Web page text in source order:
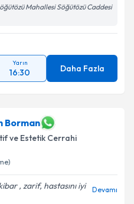
Mahallesi Söğütözü Caddesi
Yarın
16:30 Daha Fazla
Borman
ve Estetik Cerrahi
, zarif, hastasını iyi
Devamı